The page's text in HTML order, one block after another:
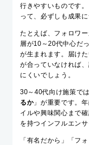
行きやすいものです
って、必ずしも成果
たとえば、フォロワ
層が10～20代中心だ
が生まれます。届け
が合っていなければ
にくいでしょう。
30～40代向け施策では
るか」が重要です。
イルや興味関心まで
を持つインフルエン
「有名だから」「フ